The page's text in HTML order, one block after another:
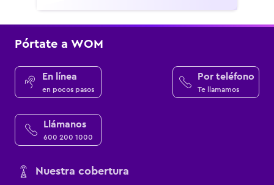
Pórtate a WOM
En línea
en pocos pasos
Por teléfono
Te llamamos
Llámanos
600 200 1000
Nuestra cobertura